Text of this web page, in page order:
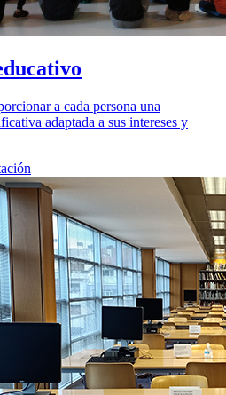
a cada persona una
adaptada a sus intereses y